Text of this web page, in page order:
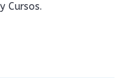
Cursos.